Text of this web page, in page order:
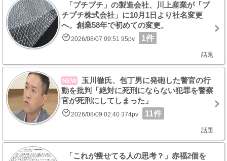
「プチプチ」の製造会社、川上産業が「プ
チプチ株式会社」に10月1日より社名変更
へ。創業58年で初めての変更。
2026/08/07 09:51 95pv 1件
話題
NEW
玉川徹氏、包丁男に発砲した警官の行
動を批判「絶対に死刑にならない犯罪を警察
官が死刑にしてしまった」
2026/08/09 02:40 374pv 11件
話題
「これが痩せてる人の思考？」赤福2個を